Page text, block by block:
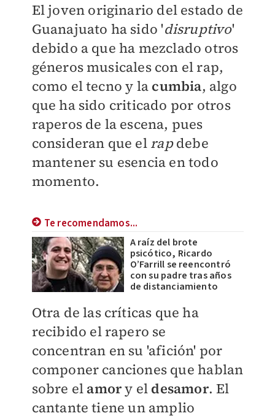
El joven originario del estado de
Guanajuato ha sido 'disruptivo'
debido a que ha mezclado otros
géneros musicales con el rap,
como el tecno y la cumbia, algo
que ha sido criticado por otros
raperos de la escena, pues
consideran que el rapdebe
mantener su esencia en todo
momento.
Te recomendamos...
A raíz del brote
psicótico, Ricardo
O’Farrill se reencontró
con su padre tras años
de distanciamiento
Otra de las críticas que ha
recibido el rapero se
concentran en su 'afición' por
componer canciones que hablan
sobre el amory el desamor. El
cantante tiene un amplio